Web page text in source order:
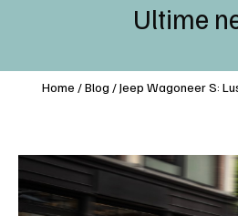
Ultime
Home /Blog /Jeep Wagoneer S: